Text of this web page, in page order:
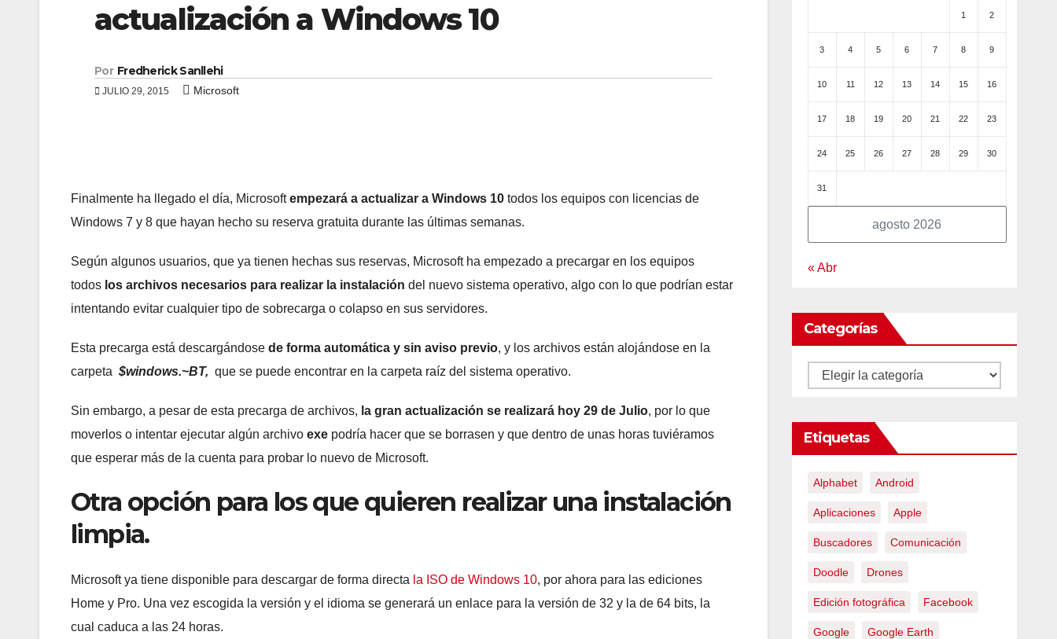
actualización a Windows 10
Por Fredherick Sanllehi
JULIO 29, 2015 Microsoft
Finalmente ha llegado el día, Microsoftempezará a actualizar a Windows 10 todos los equipos con licencias de
Windows 7 y 8 que hayan hecho su reserva gratuita durante las últimas semanas.
Según algunos usuarios, que ya tienen hechas sus reservas, Microsoft ha empezado a precargar en los equipos
todos los archivos necesarios para realizar la instalación del nuevo sistema operativo, algo con lo que podrían estar
intentando evitar cualquier tipo de sobrecarga o colapso en sus servidores.
Esta precarga está descargándose de forma automática y sin aviso previo, y los archivos están alojándose en la
carpeta $windows.~BT, que se puede encontrar en la carpeta raíz del sistema operativo.
Sin embargo, a pesar de esta precarga de archivos, la gran actualización se realizará hoy 29 de Julio, por lo que
moverlos o intentar ejecutar algún archivo exe podría hacer que se borrasen y que dentro de unas horas tuviéramos
que esperar más de la cuenta para probar lo nuevo de Microsoft.
Otra opción para los que quieren realizar una instalación
limpia.
Microsoft ya tiene disponible para descargar de forma directa la ISO de Windows 10, por ahora para las ediciones
Home y Pro. Una vez escogida la versión y el idioma se generará un enlace para la versión de 32 y la de 64 bits, la
cual caduca a las 24 horas.
agosto 2026
1 2
3 4 5 6 7 8 9
10 11 12 13 14 15 16
17 18 19 20 21 22 23
24 25 26 27 28 29 30
31
« Abr
Categorías
Categorías
Etiquetas
Alphabet Android
Aplicaciones Apple
Buscadores Comunicación
Doodle Drones
Edición fotográfica Facebook
Google Google Earth